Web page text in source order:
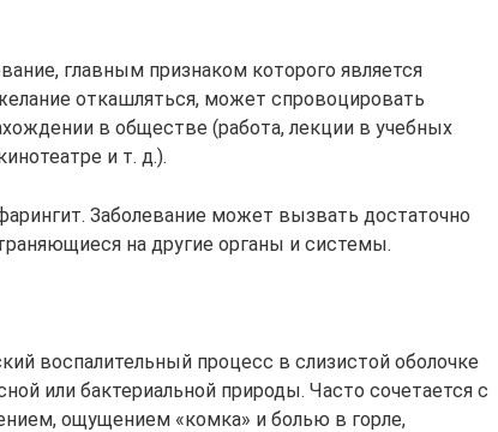
главным признаком которого является
откашляться, может спровоцировать
в обществе (работа, лекции в учебных
и т. д.).
Заболевание может вызвать достаточно
на другие органы и системы.
воспалительный процесс в слизистой оболочке
или бактериальной природы. Часто сочетается с
ощущением «комка» и болью в горле,